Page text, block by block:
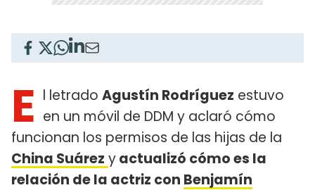
E l letrado Agustín Rodríguez estuvo
en un móvil de DDM y aclaró cómo
funcionan los permisos de las hijas de la
China Suárez yactualizó cómo es la
relación de la actriz con Benjamín